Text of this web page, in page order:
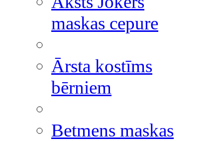
maskas cepure
Ārsta kostīms
bērniem
Betmens maskas